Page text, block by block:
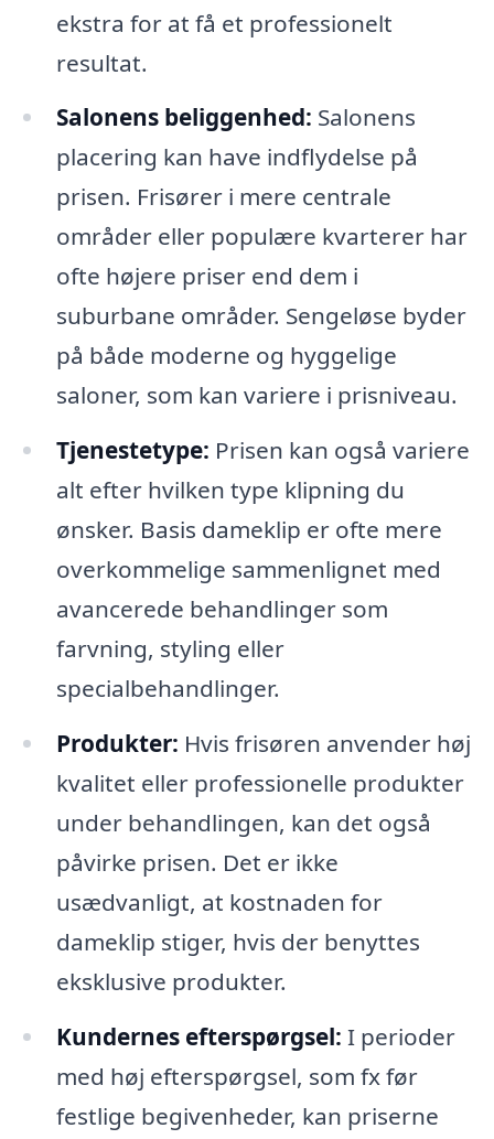
ekstra for at få et professionelt
resultat.
Salonens beliggenhed: Salonens
placering kan have indflydelse på
prisen. Frisører i mere centrale
områder eller populære kvarterer har
ofte højere priser end dem i
suburbane områder. Sengeløse byder
på både moderne og hyggelige
saloner, som kan variere i prisniveau.
Tjenestetype: Prisen kan også variere
alt efter hvilken type klipning du
ønsker. Basis dameklip er ofte mere
overkommelige sammenlignet med
avancerede behandlinger som
farvning, styling eller
specialbehandlinger.
Produkter: Hvis frisøren anvender høj
kvalitet eller professionelle produkter
under behandlingen, kan det også
påvirke prisen. Det er ikke
usædvanligt, at kostnaden for
dameklip stiger, hvis der benyttes
eksklusive produkter.
Kundernes efterspørgsel: I perioder
med høj efterspørgsel, som fx før
festlige begivenheder, kan priserne